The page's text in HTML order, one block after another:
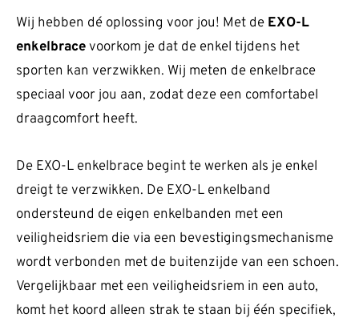
Wij hebben dé oplossing voor jou! Met de EXO-L
enkelbracevoorkom je dat de enkel tijdens het
sporten kan verzwikken. Wij meten de enkelbrace
speciaal voor jou aan, zodat deze een comfortabel
draagcomfort heeft.
De EXO-L enkelbrace begint te werken als je enkel
dreigt te verzwikken. De EXO-L enkelband
ondersteund de eigen enkelbanden met een
veiligheidsriem die via een bevestigingsmechanisme
wordt verbonden met de buitenzijde van een schoen.
Vergelijkbaar met een veiligheidsriem in een auto,
komt het koord alleen strak te staan bij één specifiek,